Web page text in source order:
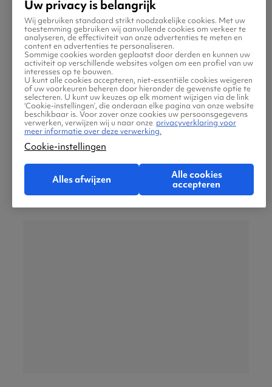
Pettah is een van de meest levendige buurten
van Colombo. Je loopt er door smalle straten
vol kleine winkeltjes en kraampjes met fruit,
kruiden en stoffen. Tussen de markten staan
ook kleurrijke tempels en oude koloniale
gebouwen. Het is een makkelijke manier om
het dagelijkse leven en de historische kant van
Gangaramaya Temple & Seema Malaka
Uw privacy is belangrijk
Wij gebruiken standaard strikt noodzakelijke cookies. Met uw
toestemming gebruiken wij aanvullende cookies om verkeer te
analyseren, de effectiviteit van onze advertenties te meten en
content en advertenties te personaliseren.
Sommige cookies worden geplaatst door derden en kunnen uw
activiteit op verschillende websites volgen om een profiel van uw
interesses op te bouwen.
U kunt alle cookies accepteren, niet-essentiële cookies weigeren
of uw voorkeuren beheren door hieronder de gewenste optie te
selecteren. U kunt uw keuzes op elk moment wijzigen via de link
‘Cookie-instellingen’, die onderaan elke pagina van onze website
beschikbaar is. Voor zover onze cookies uw persoonsgegevens
verwerken, verwijzen wij u naar onze privacyverklaring voor
meer informatie over deze verwerking.
Cookie-instellingen
Alles afwijzen
Alle cookies
accepteren